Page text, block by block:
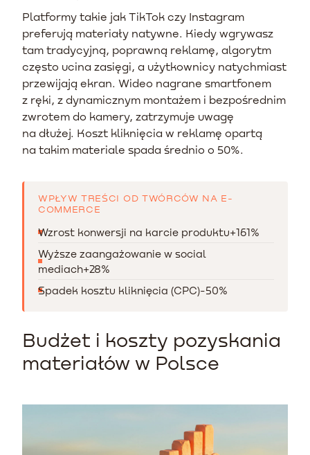
Platformy takie jak TikTok czy Instagram
preferują materiały natywne. Kiedy wgrywasz
tam tradycyjną, poprawną reklamę, algorytm
często ucina zasięgi, a użytkownicy natychmiast
przewijają ekran. Wideo nagrane smartfonem
z ręki, z dynamicznym montażem i bezpośrednim
zwrotem do kamery, zatrzymuje uwagę
na dłużej. Koszt kliknięcia w reklamę opartą
na takim materiale spada średnio o 50%.
WPŁYW TREŚCI OD TWÓRCÓW NA E-
COMMERCE
Wzrost konwersji na karcie produktu+161%
Wyższe zaangażowanie w social
mediach+28%
Spadek kosztu kliknięcia (CPC)-50%
Budżet i koszty pozyskania
materiałów w Polsce